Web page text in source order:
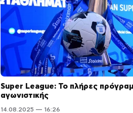
Super League: Το πλήρες
αγωνιστικής
14.08.2025 — 16:26